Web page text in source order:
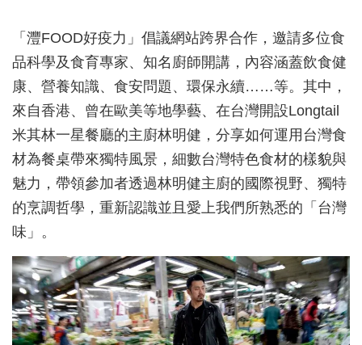
「灃FOOD好疫力」倡議網站跨界合作，邀請多位食
品科學及食育專家、知名廚師開講，內容涵蓋飲食健
康、營養知識、食安問題、環保永續……等。其中，
來自香港、曾在歐美等地學藝、在台灣開設Longtail
米其林一星餐廳的主廚林明健，分享如何運用台灣食
材為餐桌帶來獨特風景，細數台灣特色食材的樣貌與
魅力，帶領參加者透過林明健主廚的國際視野、獨特
的烹調哲學，重新認識並且愛上我們所熟悉的「台灣
味」。